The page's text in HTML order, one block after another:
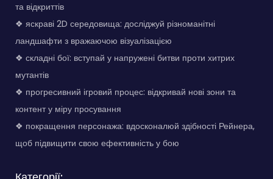
та відкриттів
❖ яскраві 2D середовища: досліджуй різноманітні
ландшафти з вражаючою візуалізацією
❖ складні бої: вступай у напружені битви проти хитрих
мутантів
❖ прогресивний ігровий процес: відкривай нові зони та
контент у міру просування
❖ покращення персонажа: вдосконалюй здібності Рейнера,
щоб підвищити свою ефективність у бою